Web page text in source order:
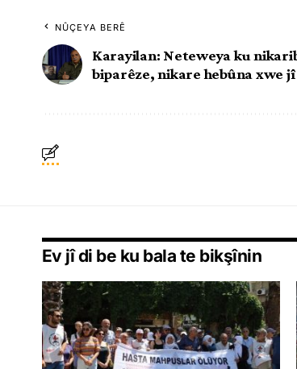
NÛÇEYA BERÊ
Karayilan: Neteweya ku
biparêze, nikare hebûna xwe
Ev jî di be ku bala te bikşînin